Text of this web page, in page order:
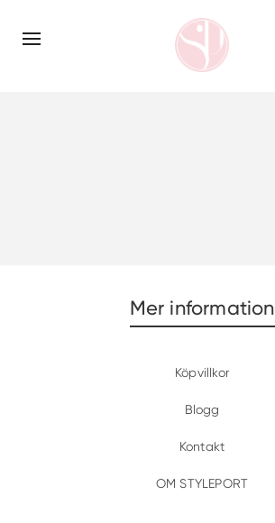
Mer information
Köpvillkor
Blogg
Kontakt
OM STYLEPORT